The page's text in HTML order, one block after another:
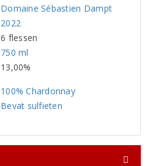
Domaine Sébastien Dampt
2022
6 flessen
750 ml
13,00%
100% Chardonnay
Bevat sulfieten